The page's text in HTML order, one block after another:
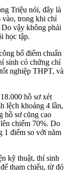
Triệu nói, đây là
vào, trong khi chỉ
vậy không phải
học tập.
bố điểm chuẩn
sinh có chứng chỉ
nghiệp THPT, và
hồ sơ xét
lệch khoảng 4 lần,
hồ sơ cũng cao
chiếm 70%. Do
1 điểm so với năm
kỹ thuật, thí sinh
tham chiếu, từ đó